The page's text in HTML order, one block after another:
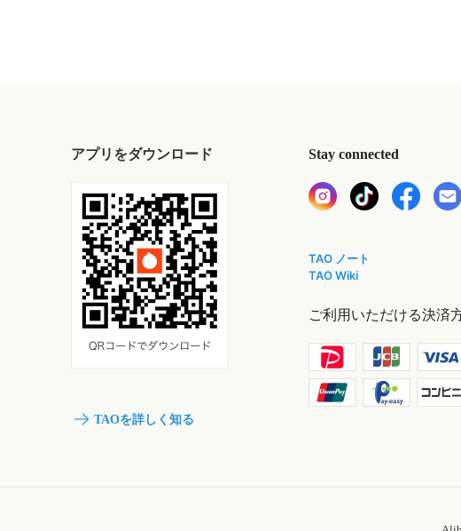
アプリをダウンロード
TAOを詳しく知る
Stay connected
TAO ノート
TAO Wiki
ご利用いただける決済